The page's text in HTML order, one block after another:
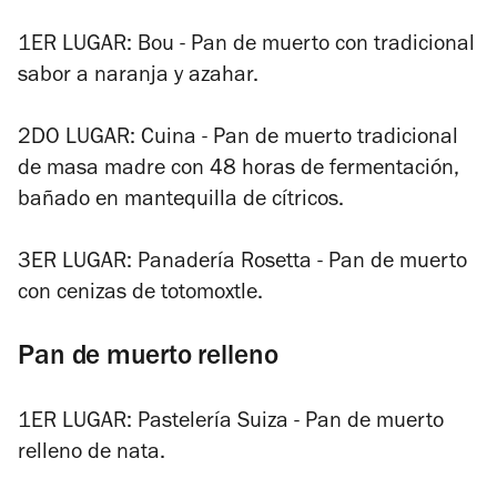
1ER LUGAR: Bou - Pan de muerto con tradicional
sabor a naranja y azahar.
2DO LUGAR: Cuina - Pan de muerto tradicional
de masa madre con 48 horas de fermentación,
bañado en mantequilla de cítricos.
3ER LUGAR: Panadería Rosetta - Pan de muerto
con cenizas de totomoxtle.
Pan de muerto relleno
1ER LUGAR: Pastelería Suiza - Pan de muerto
relleno de nata.